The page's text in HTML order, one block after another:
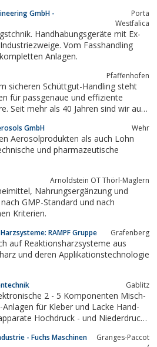
Bedürfnissen! Überholte
GmbH -
Porta
Westfalica
Handhabungsgeräte mit Ex-
Vom Fasshandling
Anlagen.
Pfaffenhofen
sicheren Schüttgut-Handling steht
für passgenaue und effiziente
Seit mehr als 40 Jahren sind wir auf
Zu unseren Kunden gehören
der Pharma-,...
GmbH Wehr
Aerosolprodukten als auch Lohn
und pharmazeutische
Arnoldstein OT Thörl-Maglern
und
GMP-Standard und nach
Kriterien.
RAMPF Gruppe Grafenberg
auf Reaktionsharzsysteme aus
und deren Applikationstechnologie
Gablitz
2 - 5 Komponenten Misch-
für Kleber und Lacke Hand-
Hochdruck - und Niederdruck-
trockene und wasserbeflutete
- Fuchs Maschinen
Granges-Paccot